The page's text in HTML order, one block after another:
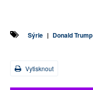
Sýrie | Donald Trump
Vytisknout